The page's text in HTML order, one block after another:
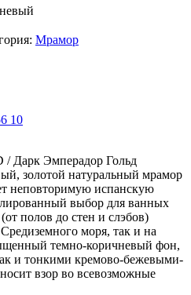
Мрамор
10
Дарк Эмперадор Гольд
золотой натуральный мрамор
неповторимую испанскую
выбор для ванных
полов до стен и слэбов)
моря, так и на
темно-коричневый фон,
и тонкими кремово-бежевыми-
взор во всевозможные